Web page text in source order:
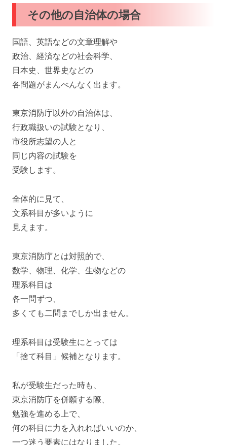
その他の自治体の場合
国語、英語などの文章理解や
政治、経済などの社会科学、
日本史、世界史などの
各問題がまんべんなく出ます。
東京消防庁以外の自治体は、
行政職扱いの試験となり、
市役所志望の人と
同じ内容の試験を
受験します。
全体的に見て、
文系科目が多いように
見えます。
東京消防庁とは対照的で、
数学、物理、化学、生物などの
理系科目は
各一問ずつ、
多くても二問までしか出ません。
理系科目は受験生にとっては
「捨て科目」候補となります。
私が受験生だった時も、
東京消防庁を併願する際、
勉強を進める上で、
何の科目に力を入れればいいのか、
一つ迷う要素にはなりました。